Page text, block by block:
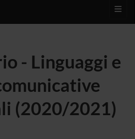
- Linguaggi e
(2020/2021)